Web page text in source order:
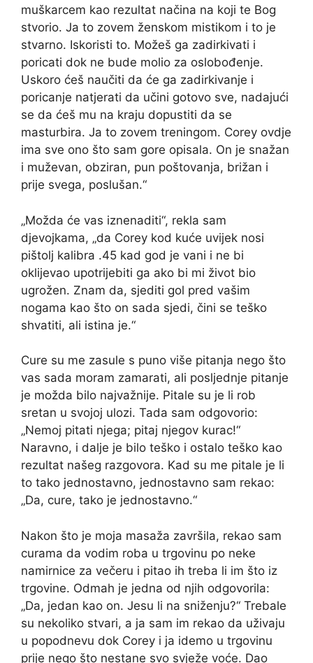
muškarcem kao rezultat načina na koji te Bog
stvorio. Ja to zovem ženskom mistikom i to je
stvarno. Iskoristi to. Možeš ga zadirkivati ​​i
poricati dok ne bude molio za oslobođenje.
Uskoro ćeš naučiti da će ga zadirkivanje i
poricanje natjerati da učini gotovo sve, nadajući
se da ćeš mu na kraju dopustiti da se
masturbira. Ja to zovem treningom. Corey ovdje
ima sve ono što sam gore opisala. On je snažan
i muževan, obziran, pun poštovanja, brižan i
prije svega, poslušan.“
„Možda će vas iznenaditi“, rekla sam
djevojkama, „da Corey kod kuće uvijek nosi
pištolj kalibra .45 kad god je vani i ne bi
oklijevao upotrijebiti ga ako bi mi život bio
ugrožen. Znam da, sjediti gol pred vašim
nogama kao što on sada sjedi, čini se teško
shvatiti, ali istina je.“
Cure su me zasule s puno više pitanja nego što
vas sada moram zamarati, ali posljednje pitanje
je možda bilo najvažnije. Pitale su je li rob
sretan u svojoj ulozi. Tada sam odgovorio:
„Nemoj pitati njega; pitaj njegov kurac!“
Naravno, i dalje je bilo teško i ostalo teško kao
rezultat našeg razgovora. Kad su me pitale je li
to tako jednostavno, jednostavno sam rekao:
„Da, cure, tako je jednostavno.“
Nakon što je moja masaža završila, rekao sam
curama da vodim roba u trgovinu po neke
namirnice za večeru i pitao ih treba li im što iz
trgovine. Odmah je jedna od njih odgovorila:
„Da, jedan kao on. Jesu li na sniženju?“ Trebale
su nekoliko stvari, a ja sam im rekao da uživaju
u popodnevu dok Corey i ja idemo u trgovinu
prije nego što nestane svo svježe voće. Dao